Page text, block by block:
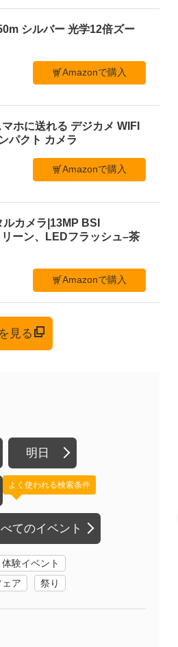
シルバー 光学12倍ズー
Amazonで購入
ホに送れる デジカメ WIFI
パクト カメラ
Amazonで購入
カメラ|13MP BSI
ーン、LEDフラッシュ–茶
Amazonで購入
見る
明日
てのイベント
よく使われる検索条件
体験イベント
ア
祭り